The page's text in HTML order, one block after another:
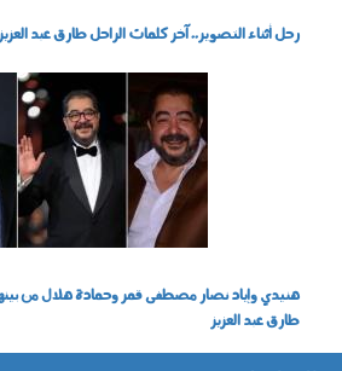
رحل أثناء التصوير.. آخر كلمات الراحل طارق عبد
هنيدي وإياد نصار مصطفى قمر وحمادة هلال من
طارق عبد العزيز